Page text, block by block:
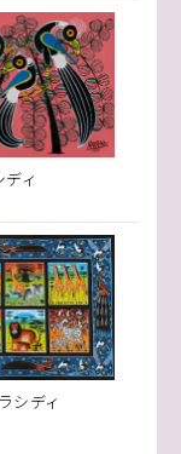
ィ
シディ